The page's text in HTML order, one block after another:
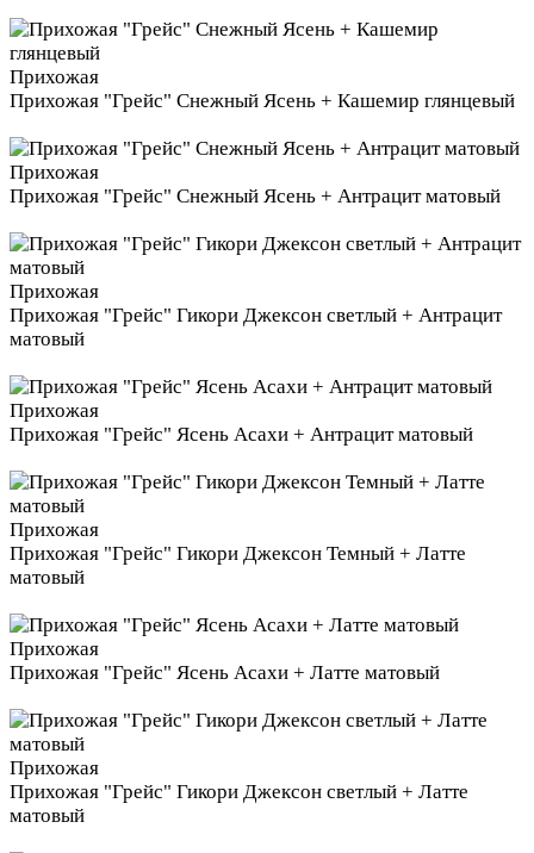
Прихожая
Прихожая "Грейс" Снежный Ясень + Кашемир глянцевый
Прихожая
Прихожая "Грейс" Снежный Ясень + Антрацит матовый
Прихожая
Прихожая "Грейс" Гикори Джексон светлый + Антрацит
матовый
Прихожая
Прихожая "Грейс" Ясень Асахи + Антрацит матовый
Прихожая
Прихожая "Грейс" Гикори Джексон Темный + Латте
матовый
Прихожая
Прихожая "Грейс" Ясень Асахи + Латте матовый
Прихожая
Прихожая "Грейс" Гикори Джексон светлый + Латте
матовый